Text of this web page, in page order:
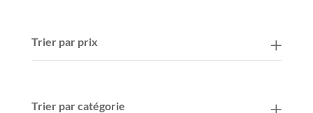
Trier par prix
Trier par catégorie